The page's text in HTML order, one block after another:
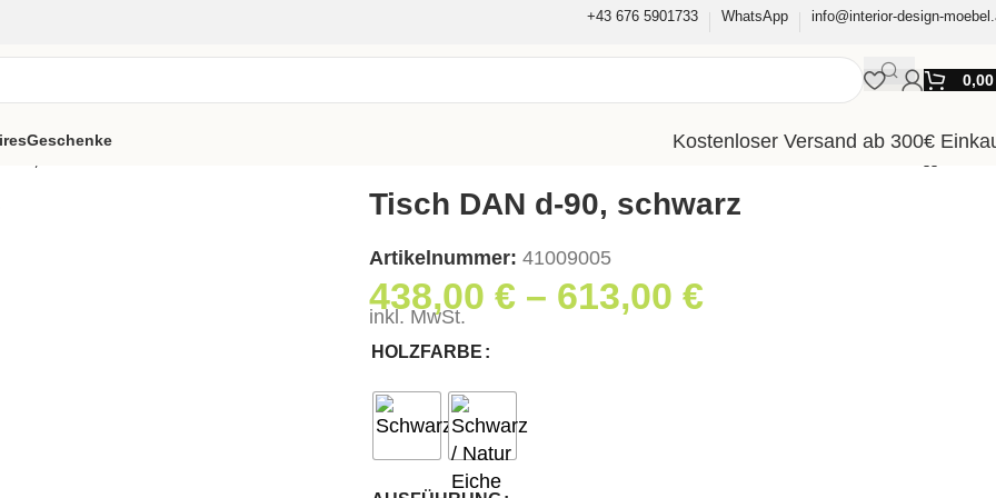
+43 676 5901733 WhatsApp info@interior-design-
Geschenke
Kostenloser Versand ab 300€
Tisch DAN d-90, schwarz
Artikelnummer: 41009005
438,00 €– 613,00 €
inkl. MwSt.
HOLZFARBE